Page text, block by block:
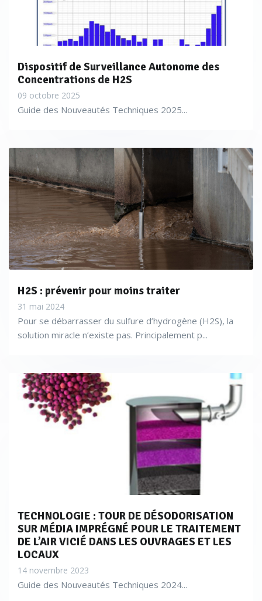
Dispositif de Surveillance Autonome des
Concentrations de H2S
09 octobre 2025
Guide des Nouveautés Techniques 2025...
H2S : prévenir pour moins traiter
31 mai 2024
Pour se débarrasser du sulfure d’hydrogène (H2S), la
solution miracle n’existe pas. Principalement p...
TECHNOLOGIE : TOUR DE DÉSODORISATION
SUR MÉDIA IMPRÉGNÉ POUR LE TRAITEMENT
DE L’AIR VICIÉ DANS LES OUVRAGES ET LES
LOCAUX
14 novembre 2023
Guide des Nouveautés Techniques 2024...